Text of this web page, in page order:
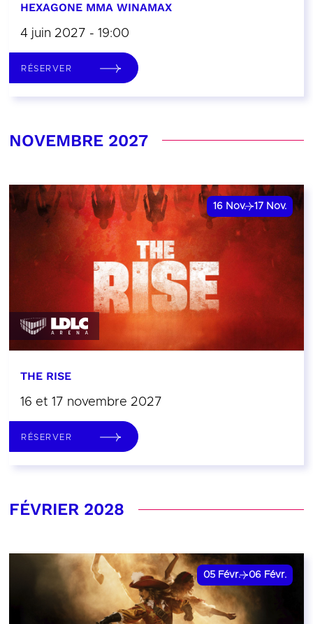
HEXAGONE MMA WINAMAX
4 juin 2027 - 19:00
RÉSERVER
NOVEMBRE 2027
16 Nov. 17 Nov.
THE RISE
16 et 17 novembre 2027
RÉSERVER
FÉVRIER 2028
05 Févr. 06 Févr.